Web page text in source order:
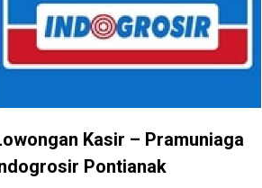
Kasir – Pramuniaga
Pontianak